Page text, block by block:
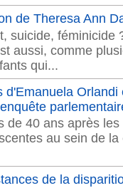
de Theresa Ann
suicide, féminicide
aussi, comme
qui...
d'Emanuela
de 40 ans après
au sein de
de la